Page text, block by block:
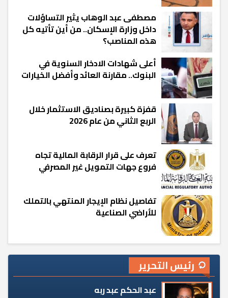
مصطفى عبد الوهاب يثير التساؤلات
داخل وزارة الإسكان.. من أين تأتيه كل
هذه المناصب؟
أعلى شهادات الادخار السنوية في
البنوك.. مقارنة العائد وأفضل الخيارات
قفزة كبيرة بصناديق الاستثمار خلال
الربع الثاني من عام 2026
تعرف على قرار الرقابة المالية تجاه
فروع جهات التمويل غير المصرفي
تفاصيل نظام الإيجار المنتهي بالتملك
للأراضي الصناعية
رئيس التحرير
عبد الحكم عبد ربه